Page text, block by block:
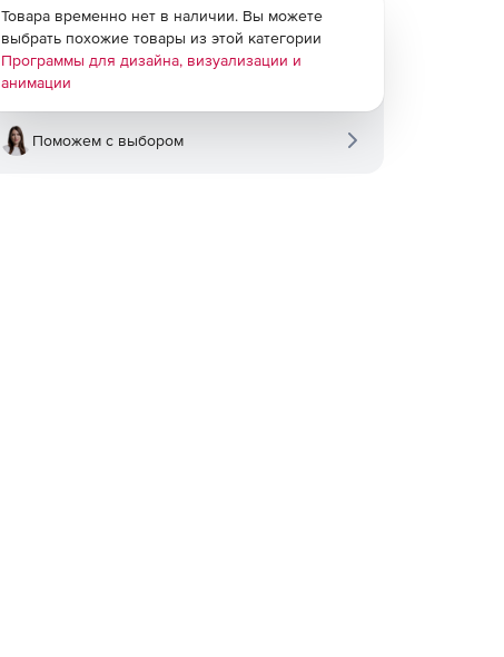
Товара временно нет в наличии. Вы можете
выбрать похожие товары из этой категории
Программы для дизайна, визуализации и
анимации
Поможем с выбором